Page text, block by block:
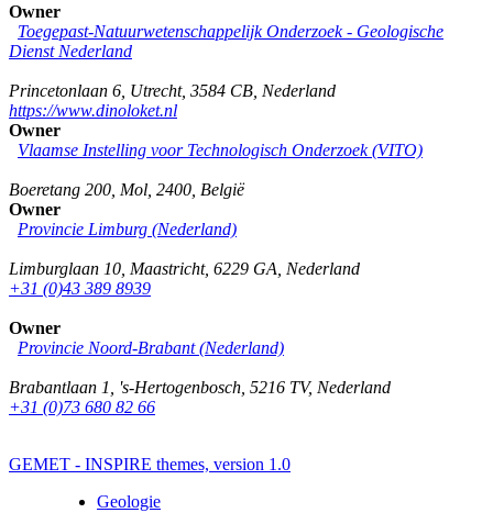
Owner
Toegepast-Natuurwetenschappelijk Onderzoek - Geologische
Dienst Nederland
Princetonlaan 6 Utrecht, 3584 CB Nederland
https://www.dinoloket.nl
Owner
Vlaamse Instelling voor Technologisch Onderzoek (VITO)
Boeretang 200 Mol 2400 België
Owner
Provincie Limburg (Nederland)
Limburglaan 10 Maastricht, 6229 GA Nederland
+31 (0)43 389 8939
Owner
Provincie Noord-Brabant (Nederland)
Brabantlaan 1 's-Hertogenbosch 5216 TV, Nederland
+31 (0)73 680 82 66
GEMET - INSPIRE themes, version 1.0
Geologie